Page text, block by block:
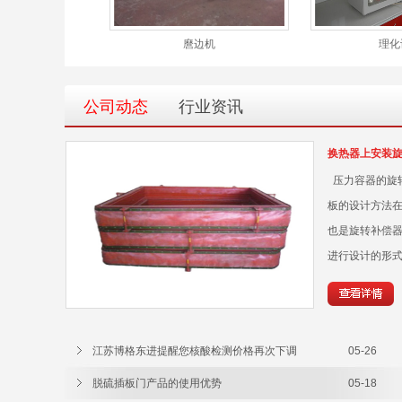
麿边机 理
公司动态 行业资讯
换热器上安装
压力容器的旋
板的设计方法
也是旋转补偿
进行设计的形
05-26
江苏博格东进提醒您核酸检测价格再次下调
05-18
脱硫插板门产品的使用优势